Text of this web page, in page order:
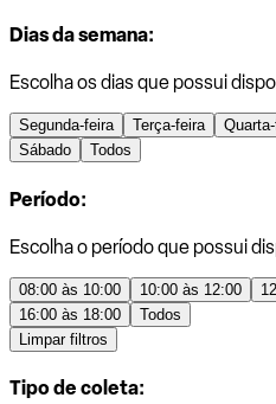
Dias da semana:
Escolha os dias que possui
Segunda-feira Terça-feira
Sábado
Todos
Período:
Escolha o período que possui
08:00 às 10:00 10:00 às 12:00
16:00 às 18:00
Todos
Limpar filtros
Tipo de coleta: